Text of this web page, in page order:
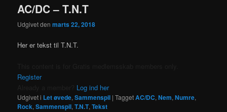
AC/DC – T.N.T
Udgivet denmarts 22, 2018
Her er tekst til T.N.T.
Register
Log ind her
Udgivet i Let øvede,Sammenspil |TaggetAC/DC,Nem,Numre,
Rock,Sammenspil,T.N.T,Tekst